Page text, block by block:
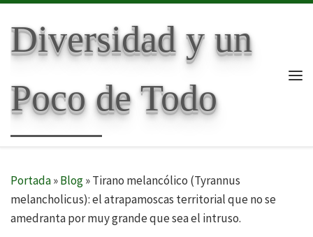
Diversidad y un
Poco de Todo
Portada»Blog»Tirano melancólico (Tyrannus
melancholicus): el atrapamoscas territorial que no se
amedranta por muy grande que sea el intruso.